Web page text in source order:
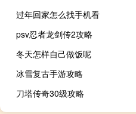
过年回家怎么找手机看
psv忍者龙剑传2攻略
冬天怎样自己做饭呢
冰雪复古手游攻略
刀塔传奇30级攻略